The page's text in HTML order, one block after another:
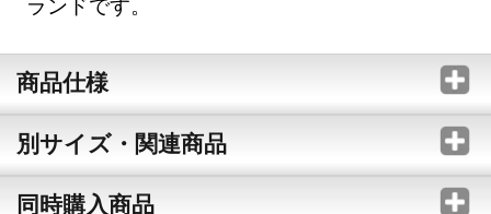
商品仕様
別サイズ・関連商品
同時購入商品